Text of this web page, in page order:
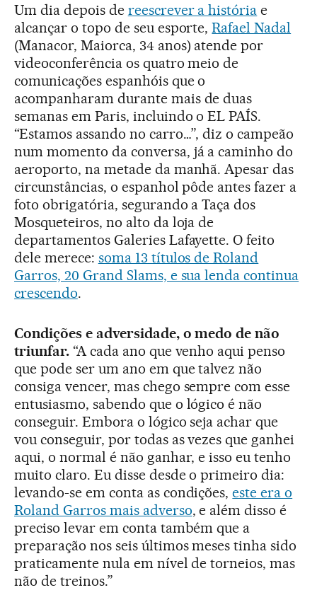
Um dia depois de reescrever a história e
alcançar o topo de seu esporte,Rafael Nadal
(Manacor, Maiorca, 34 anos) atende por
videoconferência os quatro meio de
comunicações espanhóis que o
acompanharam durante mais de duas
semanas em Paris, incluindo o EL PAÍS.
“Estamos assando no carro…”, diz o campeão
num momento da conversa, já a caminho do
aeroporto, na metade da manhã. Apesar das
circunstâncias, o espanhol pôde antes fazer a
foto obrigatória, segurando a Taça dos
Mosqueteiros, no alto da loja de
departamentos Galeries Lafayette. O feito
dele merece: soma 13 títulos de Roland
Garros, 20 Grand Slams, e sua lenda continua
crescendo.
Condições e adversidade, o medo de não
triunfar. “A cada ano que venho aqui penso
que pode ser um ano em que talvez não
consiga vencer, mas chego sempre com esse
entusiasmo, sabendo que o lógico é não
conseguir. Embora o lógico seja achar que
vou conseguir, por todas as vezes que ganhei
aqui, o normal é não ganhar, e isso eu tenho
muito claro. Eu disse desde o primeiro dia:
levando-se em conta as condições,este era o
Roland Garros mais adverso, e além disso é
preciso levar em conta também que a
preparação nos seis últimos meses tinha sido
praticamente nula em nível de torneios, mas
não de treinos.”